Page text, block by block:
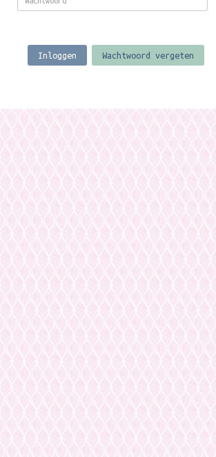
Inloggen Wachtwoord vergeten